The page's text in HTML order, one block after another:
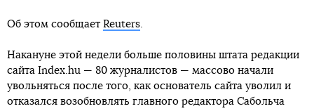
Об этом сообщает Reuters.
Накануне этой недели больше половины штата редакции
сайта Index.hu — 80 журналистов — массово начали
увольняться после того, как основатель сайта уволил и
отказался возобновлять главного редактора Сабольча